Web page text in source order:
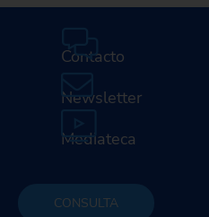
Contacto
Newsletter
Mediateca
CONSULTA